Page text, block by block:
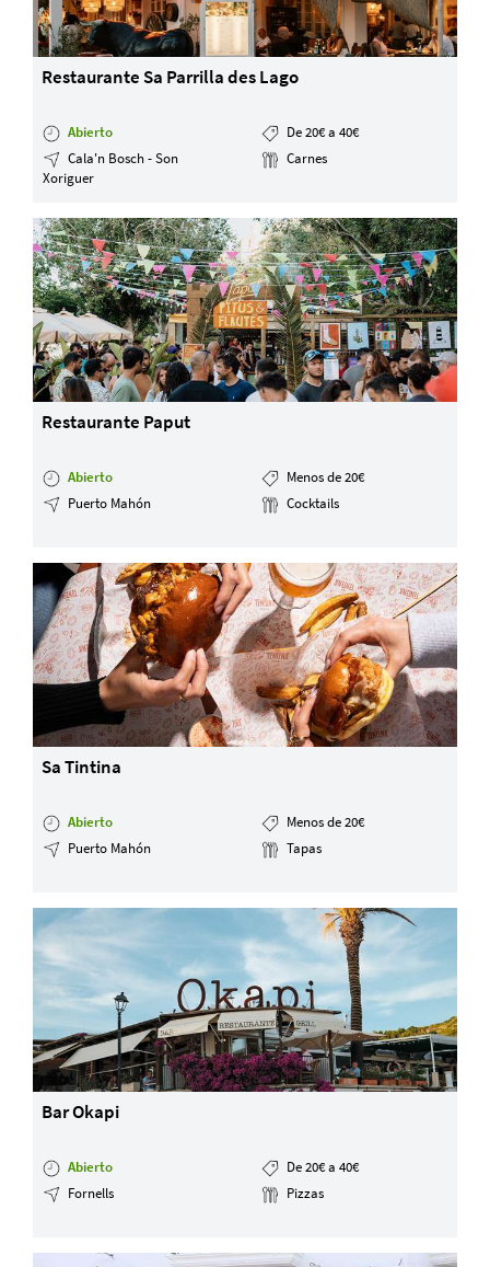
Restaurante Sa Parrilla des Lago
Abierto
De 20€ a 40€
Cala'n Bosch - Son
Xoriguer
Carnes
Restaurante Paput
Abierto
Menos de 20€
Puerto Mahón
Cocktails
Sa Tintina
Abierto
Menos de 20€
Puerto Mahón
Tapas
Bar Okapi
Abierto
De 20€ a 40€
Fornells
Pizzas